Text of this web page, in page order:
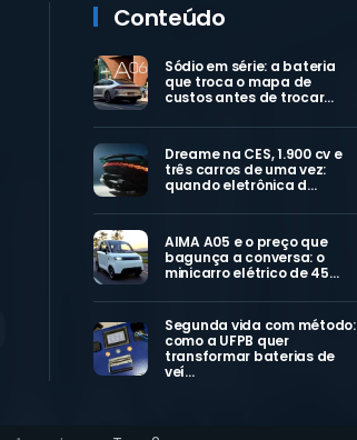
Conteúdo
Sódio em série: a bateria
que troca o mapa de
custos antes de trocar…
Dreame na CES, 1.900 cv e
três carros de uma vez:
quando eletrônica d…
AIMA A05 e o preço que
bagunça a conversa: o
minicarro elétrico de 45…
Segunda vida com método:
como a UFPB quer
transformar baterias de
veí…